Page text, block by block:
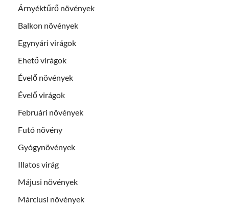
Árnyéktűrő növények
Balkon növények
Egynyári virágok
Ehető virágok
Évelő növények
Évelő virágok
Februári növények
Futó növény
Gyógynövények
Illatos virág
Májusi növények
Márciusi növények